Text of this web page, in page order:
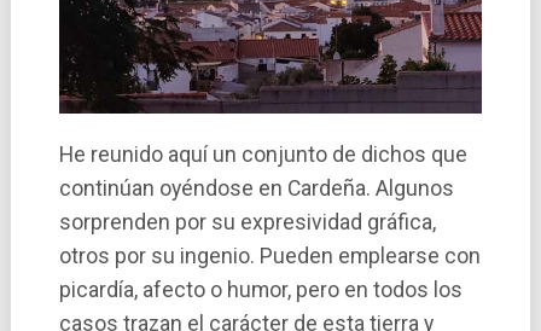
He reunido aquí un conjunto de dichos que
continúan oyéndose en Cardeña. Algunos
sorprenden por su expresividad gráfica,
otros por su ingenio. Pueden emplearse con
picardía, afecto o humor, pero en todos los
casos trazan el carácter de esta tierra y